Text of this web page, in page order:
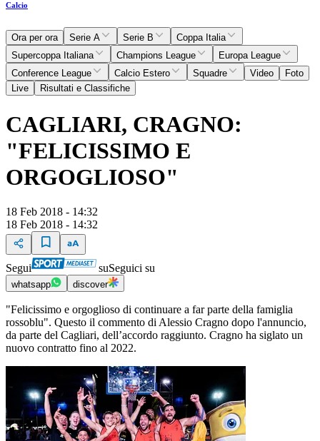
Calcio
Ora per ora Serie A Serie B
Coppa Italia
Supercoppa Italiana
Champions League
Europa League
Conference League
Calcio Estero Squadre Video
Foto
Live
Risultati e Classifiche
CAGLIARI, CRAGNO:
"FELICISSIMO E
ORGOGLIOSO"
18 Feb 2018 - 14:32
18 Feb 2018 - 14:32
Segui suSeguici su
whatsapp discover
"Felicissimo e orgoglioso di continuare a far parte della famiglia
rossoblu". Questo il commento di Alessio Cragno dopo l'annuncio,
da parte del Cagliari, dell’accordo raggiunto. Cragno ha siglato un
nuovo contratto fino al 2022.